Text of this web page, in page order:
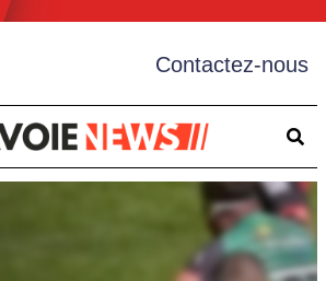
Contactez-nous